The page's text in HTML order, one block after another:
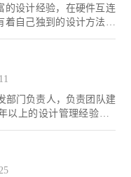
事；长期担任广东省工程
；广东省CAD图形设计职
裁判；珠海市集成电路产
长期带领公司PCB设计团
、工控、医疗、芯片等
项目
的设计经验，在硬件互连
着自己独到的设计方法和
，AD，Hyperlynx，S
仿真工具。带领广州分公
计与仿真一线岗位，涵
信产品，多媒体产品，
输设备，数码消费类产品
件设计与仿真经验。
部门负责人，负责团队建
以上的设计管理经验，E
精通Cadence、Mentor、P
SI9000、HyperLynx等多
。为各大高校、电子科技
设计培训，推动高速高密